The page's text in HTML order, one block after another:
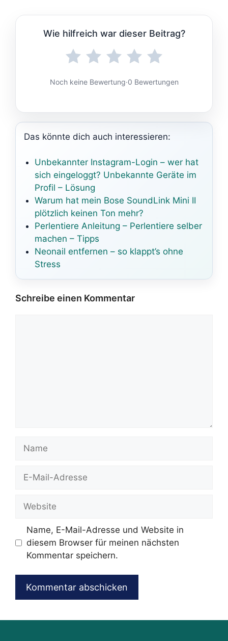
Wie hilfreich war dieser Beitrag?
Noch keine Bewertung·0 Bewertungen
Das könnte dich auch interessieren:
Unbekannter Instagram-Login – wer hat
sich eingeloggt? Unbekannte Geräte im
Profil – Lösung
Warum hat mein Bose SoundLink Mini II
plötzlich keinen Ton mehr?
Perlentiere Anleitung – Perlentiere selber
machen – Tipps
Neonail entfernen – so klappt’s ohne
Stress
Schreibe einen Kommentar
Mail-
Name, E-Mail-Adresse und Website in
diesem Browser für meinen nächsten
Kommentar speichern.